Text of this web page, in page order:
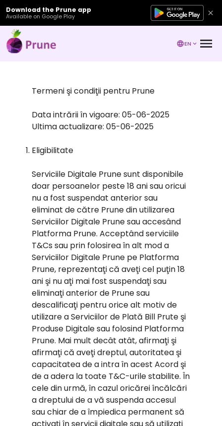
Download the Prune app
Available on Google Play
EN
Termeni şi condiţii pentru Prune
Data intrării în vigoare: 05-06-2025
Ultima actualizare: 05-06-2025
Eligibilitate
Serviciile Digitale Prune sunt disponibile
doar persoanelor peste 18 ani sau oricui
nu a fost suspendat anterior sau
eliminat de către Prune din utilizarea
Serviciilor Digitale Prune sau accesând
Platforma Prune. Acceptând serviciile
T&Cs sau prin folosirea în alt mod a
Serviciilor Digitale Prune pe Platforma
Prune, reprezentaţi că aveţi cel puţin 18
ani şi nu aţi mai fost suspendaţi sau
eliminaţi anterior de Prune sau
descalificaţi pentru orice alt motiv de
utilizare a Serviciilor de Plată Bill Prute şi
Produse Digitale sau folosind Platforma
Prune. Mai mult decât atât, afirmaţi şi
afirmaţi că aveţi dreptul, autoritatea şi
capacitatea de a intra în acest Acord şi
de a adera la toate T&C-urile stabilite. În
cele din urmă, în cazul oricărei încălcări
a dreptului de a vă suspenda accesul
sau chiar de a împiedica permanent să